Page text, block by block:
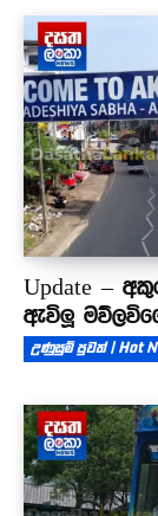
Update –
ඇවිලූ
උණුසුම් පුවත් | Hot